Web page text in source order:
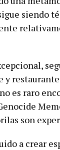
siendo
es raro
son
a crear